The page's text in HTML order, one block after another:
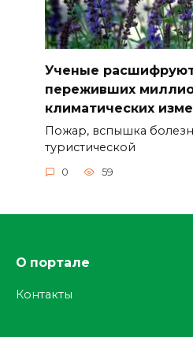
Ученые
переживших
климатических
Пожар, вспышка
туристической
0 59
О портале
Контакты